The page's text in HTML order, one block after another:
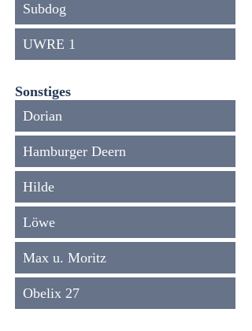
Subdog
UWRE 1
Sonstiges
Dorian
Hamburger Deern
Hilde
Löwe
Max u. Moritz
Obelix 27